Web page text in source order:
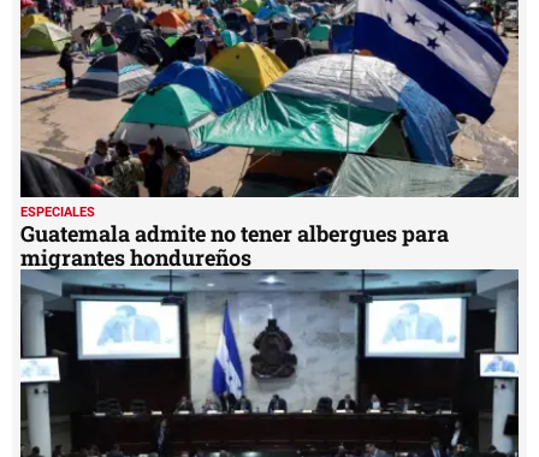
ESPECIALES
Guatemala admite no tener albergues para
migrantes hondureños